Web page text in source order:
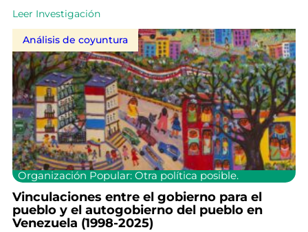
Leer Investigación
Análisis de coyuntura
Organización Popular: Otra política posible.
Vinculaciones entre el gobierno para el
pueblo y el autogobierno del pueblo en
Venezuela (1998-2025)